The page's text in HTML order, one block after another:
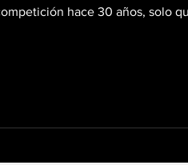
hace 30 años, solo